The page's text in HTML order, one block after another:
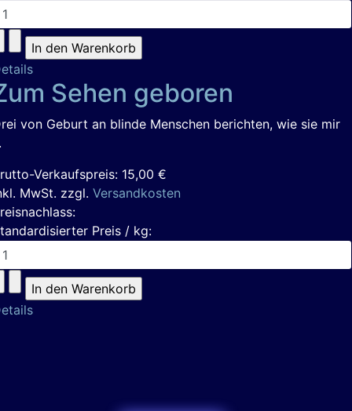
Sehen geboren
von Geburt an blinde Menschen berichten, wie sie mir
Verkaufspreis: 15,00 €
MwSt. zzgl. Versandkosten
Preis / kg: